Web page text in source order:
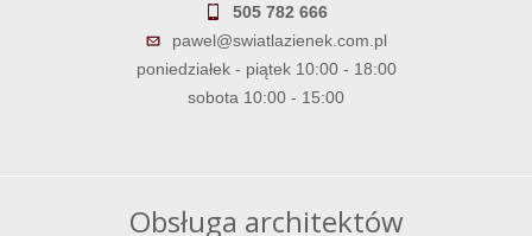
505 782 666
pawel@swiatlazienek.com.pl
poniedziałek - piątek 10:00 - 18:00
sobota 10:00 - 15:00
Obsługa architektów